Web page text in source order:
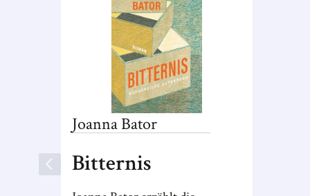
JoannaBator
Bitternis